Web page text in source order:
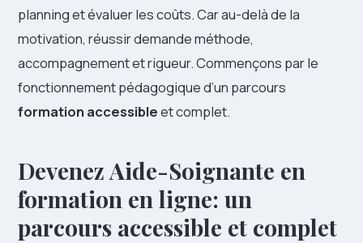
planning et évaluer les coûts. Car au-delà de la
motivation, réussir demande méthode,
accompagnement et rigueur. Commençons par le
fonctionnement pédagogique d’un parcours
formation accessibleet complet.
Devenez Aide-Soignante en
formation en ligne: un
parcours accessible et complet